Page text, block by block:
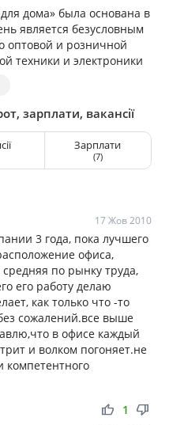
дома» была основана в
является безусловным
оптовой и розничной
техники и электроники
зарплати, вакансії
Зарплати
(7)
17 Жов 2010
3 года, пока лучшего
офиса,
по рынку труда,
его работу делаю
как только что -то
сожалений.все выше
в офисе каждый
и волком погоняет.не
компетентного
thumb_up thumb_down
1